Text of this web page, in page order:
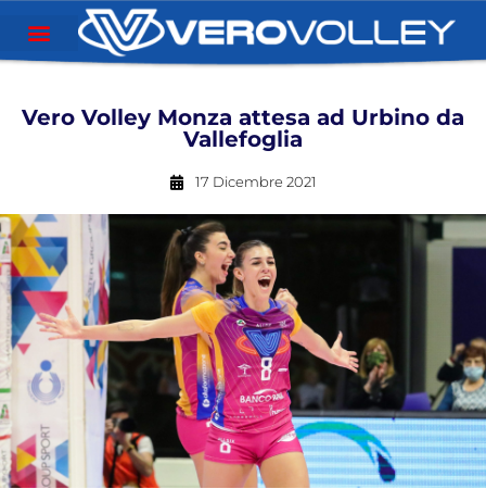
Vero Volley Monza attesa ad Urbino da
Vallefoglia
17 Dicembre 2021